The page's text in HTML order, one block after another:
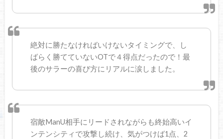
絶対に勝たなければいけないタイミングで、し
ばらく勝てていないOTで４得点だったので！最
後のサラーの喜び方にリアルに涙しました。
宿敵ManU相手にリードされながらも終始高いイ
ンテンシティで攻撃し続け、気がつけば1点、2